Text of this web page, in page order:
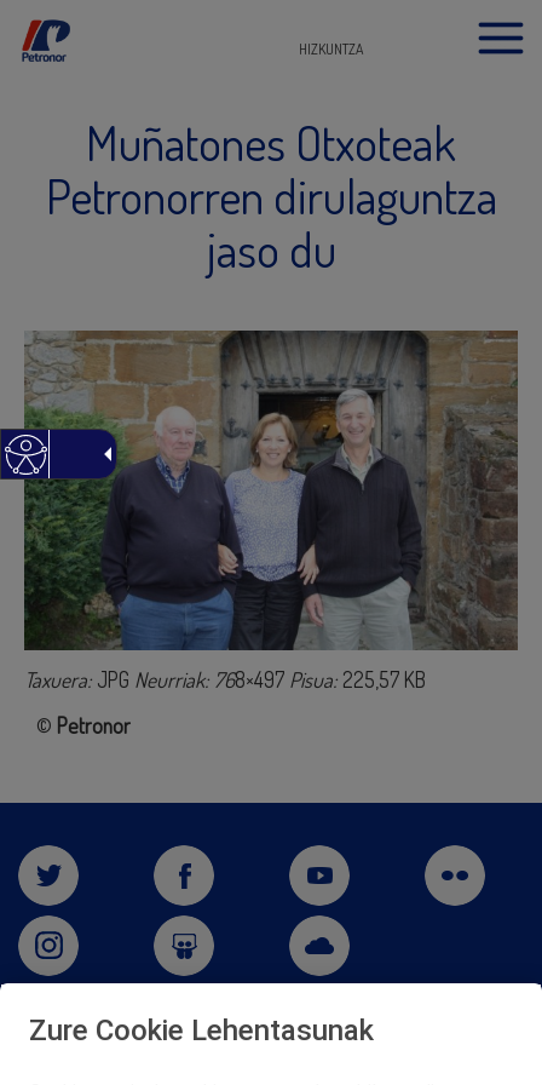
HIZKUNTZA
Muñatones Otxoteak
Petronorren dirulaguntza
jaso du
Taxuera: JPG Neurriak: 768×497 Pisua: 225,57 KB
© Petronor
Zure Cookie Lehentasunak